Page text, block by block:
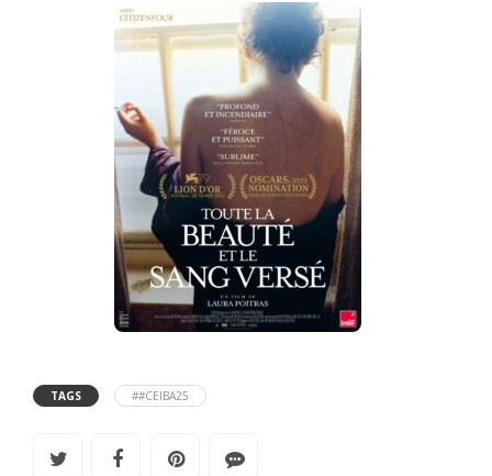
TAGS ##CEIBA25